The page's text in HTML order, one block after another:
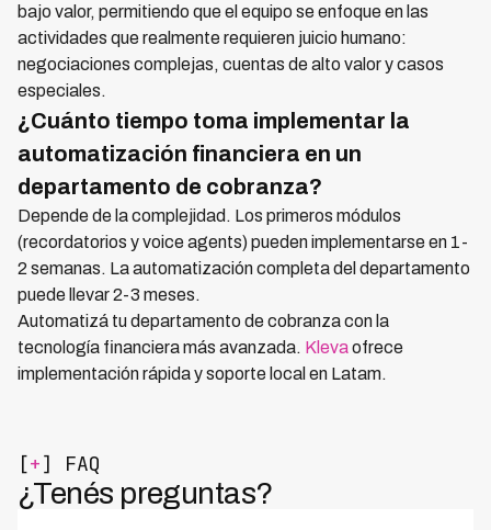
bajo valor, permitiendo que el equipo se enfoque en las
actividades que realmente requieren juicio humano:
negociaciones complejas, cuentas de alto valor y casos
especiales.
¿Cuánto tiempo toma implementar la
automatización financiera en un
departamento de cobranza?
Depende de la complejidad. Los primeros módulos
(recordatorios y voice agents) pueden implementarse en 1-
2 semanas. La automatización completa del departamento
puede llevar 2-3 meses.
Automatizá tu departamento de cobranza con la
tecnología financiera más avanzada. Klevaofrece
implementación rápida y soporte local en Latam.
[+] FAQ
¿Tenés preguntas?